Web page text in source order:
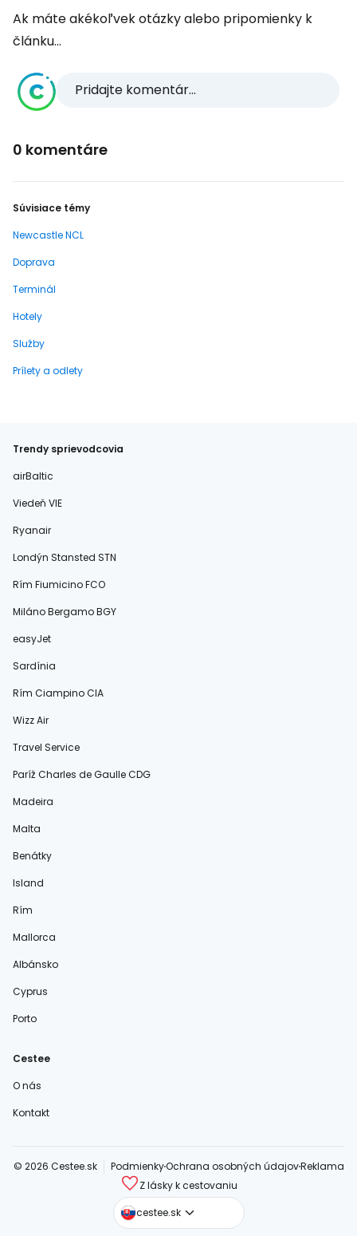
Ak máte akékoľvek otázky alebo pripomienky k
článku...
Pridajte komentár...
0 komentáre
Súvisiace témy
Newcastle NCL
Doprava
Terminál
Hotely
Služby
Prílety a odlety
Trendy sprievodcovia
airBaltic
Viedeň VIE
Ryanair
Londýn Stansted STN
Rím Fiumicino FCO
Miláno Bergamo BGY
easyJet
Sardínia
Rím Ciampino CIA
Wizz Air
Travel Service
Paríž Charles de Gaulle CDG
Madeira
Malta
Benátky
Island
Rím
Mallorca
Albánsko
Cyprus
Porto
Cestee
O nás
Kontakt
© 2026 Cestee.sk PodmienkyOchrana osobných údajovReklama
Z lásky k cestovaniu
cestee.sk
cestee.com
cestee.pl